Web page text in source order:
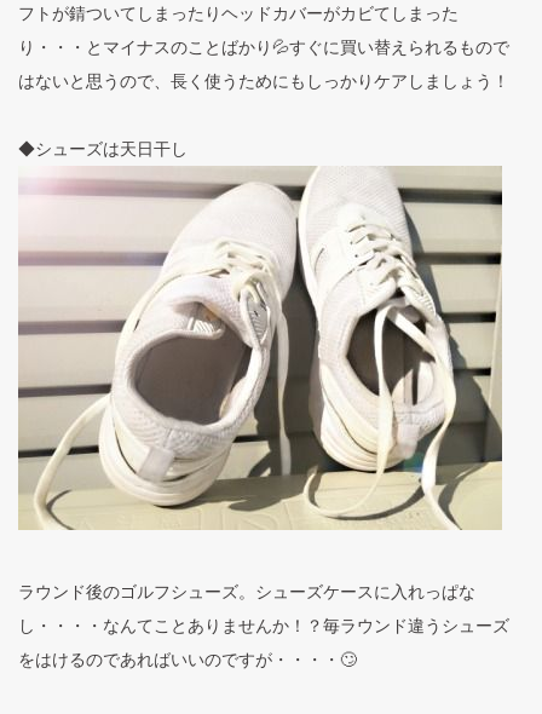
フトが錆ついてしまったりヘッドカバーがカビてしまった
り・・・とマイナスのことばかり💦すぐに買い替えられるもので
はないと思うので、長く使うためにもしっかりケアしましょう！
◆シューズは天日干し
ラウンド後のゴルフシューズ。シューズケースに入れっぱな
し・・・・なんてことありませんか！？毎ラウンド違うシューズ
をはけるのであればいいのですが・・・・🙄